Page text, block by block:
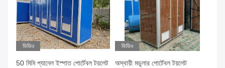
ভিডিও
50 মিমি প্যানেল ইস্পাত পোর্টেবল টয়লেট
ভিডিও
অস্থায়ী মডুলার পোর্টেবল টয়লেট